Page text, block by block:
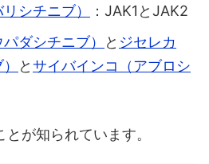
シチニブ）
：JAK1とJAK2
ダシチニブ）
と ジセレカ
とサイバインコ（アブロシ
が知られています。